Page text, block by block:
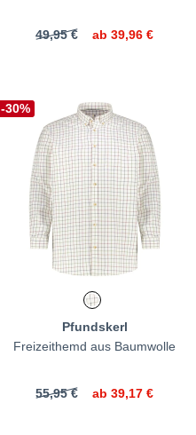
49,95 € ab 39,96 €
-30%
Pfundskerl
Freizeithemd aus Baumwolle
55,95 € ab 39,17 €